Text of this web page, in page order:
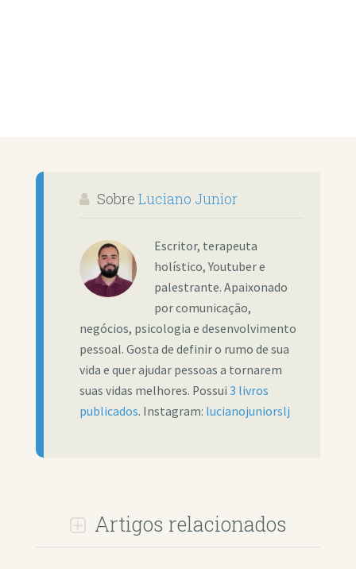
Sobre Luciano Junior
Escritor, terapeuta
holístico, Youtuber e
palestrante. Apaixonado
por comunicação,
negócios, psicologia e desenvolvimento
pessoal. Gosta de definir o rumo de sua
vida e quer ajudar pessoas a tornarem
suas vidas melhores. Possui 3 livros
publicados. Instagram: lucianojuniorslj
Artigos relacionados